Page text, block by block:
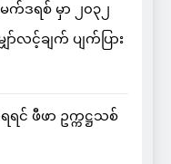
က်ဒရစ် မှာ ၂၀၃၂
င့်ချက် ပျက်ပြား
ဖီဖာ ဥက္ကဋ္ဌသစ်